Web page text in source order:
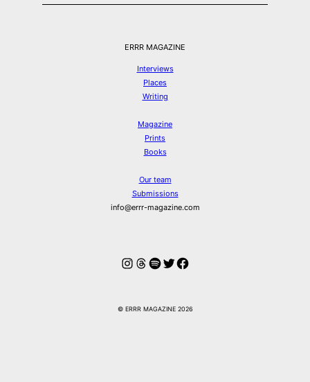
ERRR MAGAZINE
Interviews
Places
Writing
Magazine
Prints
Books
Our team
Submissions
info@errr-magazine.com
Instagram
Threads
Spotify
Twitter
Facebook
© ERRR MAGAZINE 2026